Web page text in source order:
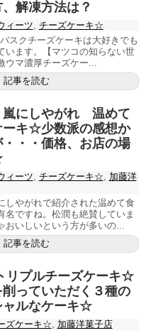
解凍方法は？
ィーツ, チーズケーキ☆
スクチーズケーキは大好きでも
います。【マツコの知らない世
ウマ濃厚チーズケー...
記事を読む
にしやがれ 温めて
ーキ☆少数派の感想か
・・価格、お店の場
ィーツ, チーズケーキ☆, 加藤洋
しやがれで紹介された温めて食
名ですね。松潤も絶賛していま
おいしいという方が多いの...
記事を読む
リプルチーズケーキ☆
っていただく３種の
ャルなケーキ☆
ズケーキ☆, 加藤洋菓子店